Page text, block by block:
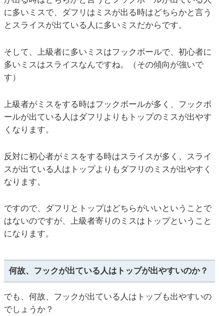
に多いミスで、ダフリはミスが出る時はどちらかと言う
とスライスが出ている人に多いミスだからです。
そして、上級者に多いミスはフックボールで、初心者に
多いミスはスライスなんですね。（その傾向が強いで
す）
上級者がミスをする時はフックボールが多く、フックボ
ールが出ている人はダフリよりもトップのミスが出やす
くなります。
反対に初心者がミスをする時はスライスが多く、スライ
スが出ている人はトップよりもダフリのミスが出やすく
なります。
ですので、ダフリとトップはどちらがいいということで
はないのですが、上級者寄りのミスはトップということ
になります。
何故、フックが出ている人はトップが出やすいのか？
でも、何故、フックが出ている人はトップも出やすいの
でしょうか？